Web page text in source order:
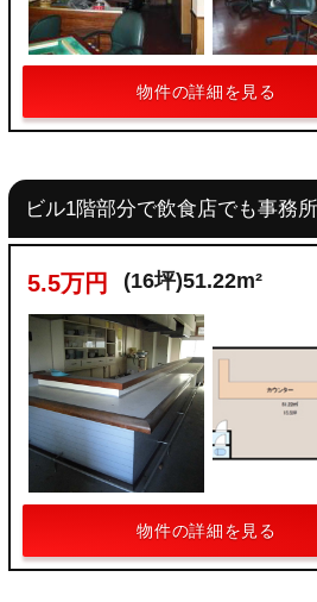
物件の詳細を見る
ビル1階部分で飲食店でも事務
5.5万円 (16坪)51.22m²
物件の詳細を見る